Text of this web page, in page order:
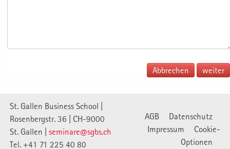
Abbrechen
St. Gallen Business School |
Rosenbergstr. 36 | CH-9000
St. Gallen | seminare@sgbs.ch
Tel. +41 71 225 40 80
AGB
Datenschutz
Impressum
Cookie-
Optionen